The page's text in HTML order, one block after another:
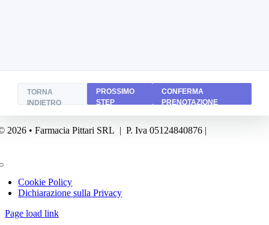
TORNA
INDIETRO
PROSSIMO
STEP
CONFERMA
PRENOTAZIONE
2026 • Farmacia Pittari SRL | P. Iva 05124840876 |
Cookie Policy
Dichiarazione sulla Privacy
Page load link